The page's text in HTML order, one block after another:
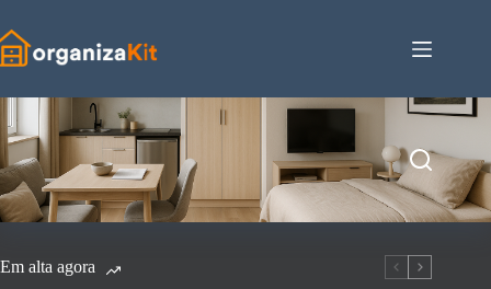
para
o
conteúdo
Em alta agora